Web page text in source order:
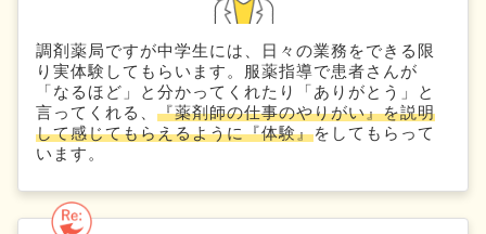
調剤薬局ですが中学生には、日々の業務をできる限
り実体験してもらいます。服薬指導で患者さんが
「なるほど」と分かってくれたり「ありがとう」と
言ってくれる、 『薬剤師の仕事のやりがい』を説明
して感じてもらえるように『体験』をしてもらって
います。